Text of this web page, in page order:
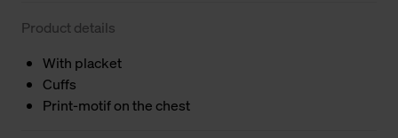
Product details
With placket
Cuffs
Print-motif on the chest